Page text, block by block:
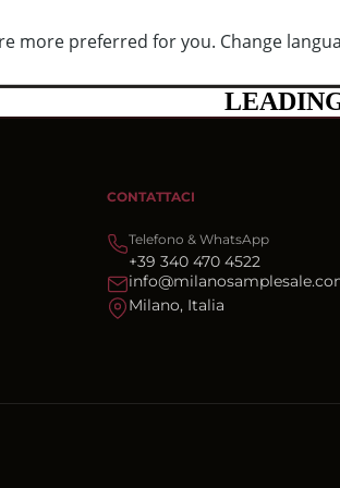
PRIVATE SALE ATTIVE COME
CONTATTACI
Telefono & WhatsApp
+39 340 470 4522
Milano, Italia